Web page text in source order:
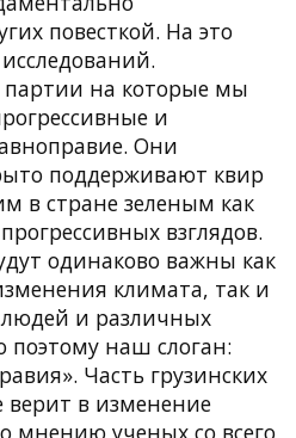
повесткой. На это
партии на которые мы
и
Они
поддерживают квир
в стране зеленым как
взглядов.
одинаково важны как
климата, так и
и различных
наш слоган:
Часть грузинских
верит в изменение
мнению ученых со всего